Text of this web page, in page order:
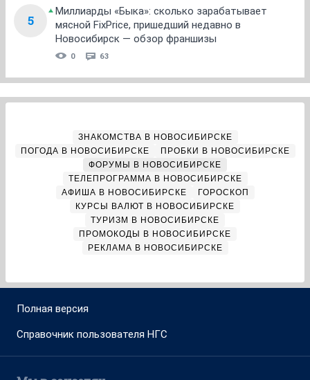
5
Миллиарды «Быка»: сколько зарабатывает
мясной FixPrice, пришедший недавно в
Новосибирск — обзор франшизы
0 63
ЗНАКОМСТВА В НОВОСИБИРСКЕ
ПОГОДА В НОВОСИБИРСКЕ
ПРОБКИ В НОВОСИБИРСКЕ
ФОРУМЫ В НОВОСИБИРСКЕ
ТЕЛЕПРОГРАММА В НОВОСИБИРСКЕ
АФИША В НОВОСИБИРСКЕ
ГОРОСКОП
КУРСЫ ВАЛЮТ В НОВОСИБИРСКЕ
ТУРИЗМ В НОВОСИБИРСКЕ
ПРОМОКОДЫ В НОВОСИБИРСКЕ
РЕКЛАМА В НОВОСИБИРСКЕ
Полная версия
Справочник пользователя НГС